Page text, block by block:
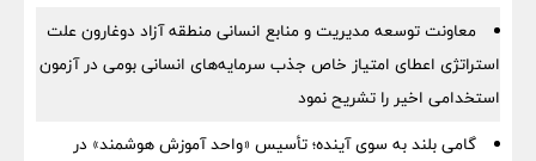
معاونت توسعه مدیریت و منابع انسانی منطقه آزاد دوغارون علت
استراتژی اعطای امتیاز خاص جذب سرمایه‌های انسانی بومی در آزمون
استخدامی اخیر را تشریح نمود
گامی بلند به سوی آینده؛ تأسیس «واحد آموزش هوشمند» در